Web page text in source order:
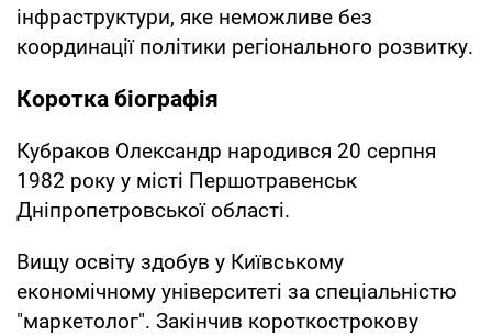
інфраструктури, яке неможливе без
координації політики регіонального розвитку.
Коротка біографія
Кубраков Олександр народився 20 серпня
1982 року у місті Першотравенськ
Дніпропетровської області.
Вищу освіту здобув у Київському
економічному університеті за спеціальністю
"маркетолог". Закінчив короткострокову